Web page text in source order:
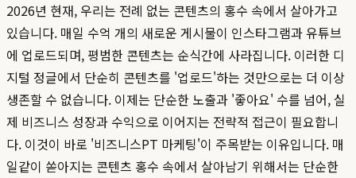
2026년 현재, 우리는 전례 없는 콘텐츠의 홍수 속에서 살아가고
있습니다. 매일 수억 개의 새로운 게시물이 인스타그램과 유튜브
에 업로드되며, 평범한 콘텐츠는 순식간에 사라집니다. 이러한 디
지털 정글에서 단순히 콘텐츠를 '업로드'하는 것만으로는 더 이상
생존할 수 없습니다. 이제는 단순한 노출과 '좋아요' 수를 넘어, 실
제 비즈니스 성장과 수익으로 이어지는 전략적 접근이 필요합니
다. 이것이 바로 '비즈니스PT 마케팅'이 주목받는 이유입니다. 매
일같이 쏟아지는 콘텐츠 홍수 속에서 살아남기 위해서는 단순한